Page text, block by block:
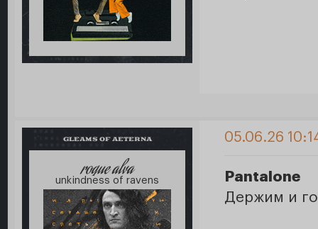
GLEAMS OF AETERNA
roque alva
unkindness of ravens
05.06.26
Pantalone
Держим и